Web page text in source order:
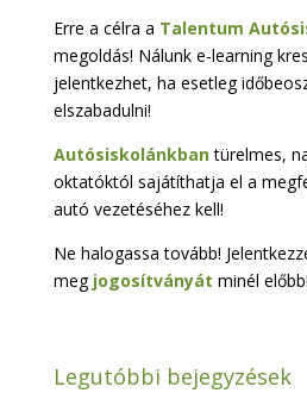
Erre a célra a Talentum
megoldás! Nálunk e-learning
jelentkezhet, ha esetleg
elszabadulni!
Autósiskolánkbantürelmes,
oktatóktól sajátíthatja el a
autó vezetéséhez kell!
Ne halogassa tovább!
meg jogosítványát minél előbb!
Legutóbbi bejegyzések